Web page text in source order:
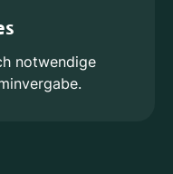
notwendige